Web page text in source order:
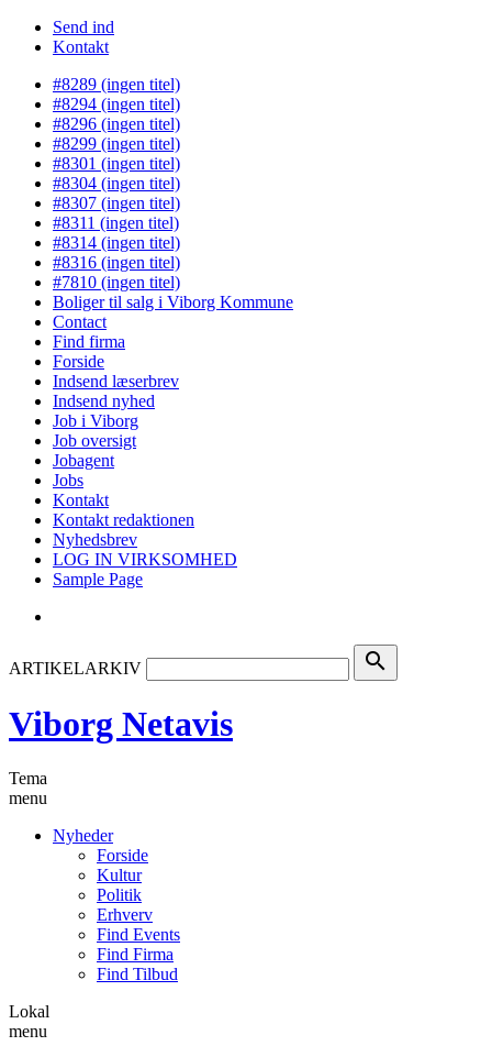
Send ind
Kontakt
#8289 (ingen titel)
#8294 (ingen titel)
#8296 (ingen titel)
#8299 (ingen titel)
#8301 (ingen titel)
#8304 (ingen titel)
#8307 (ingen titel)
#8311 (ingen titel)
#8314 (ingen titel)
#8316 (ingen titel)
#7810 (ingen titel)
Boliger til salg i Viborg Kommune
Contact
Find firma
Forside
Indsend læserbrev
Indsend nyhed
Job i Viborg
Job oversigt
Jobagent
Jobs
Kontakt
Kontakt redaktionen
Nyhedsbrev
LOG IN VIRKSOMHED
Sample Page
ARTIKELARKIV search
Viborg Netavis
Tema
menu
Nyheder
Forside
Kultur
Politik
Erhverv
Find Events
Find Firma
Find Tilbud
Lokal
menu